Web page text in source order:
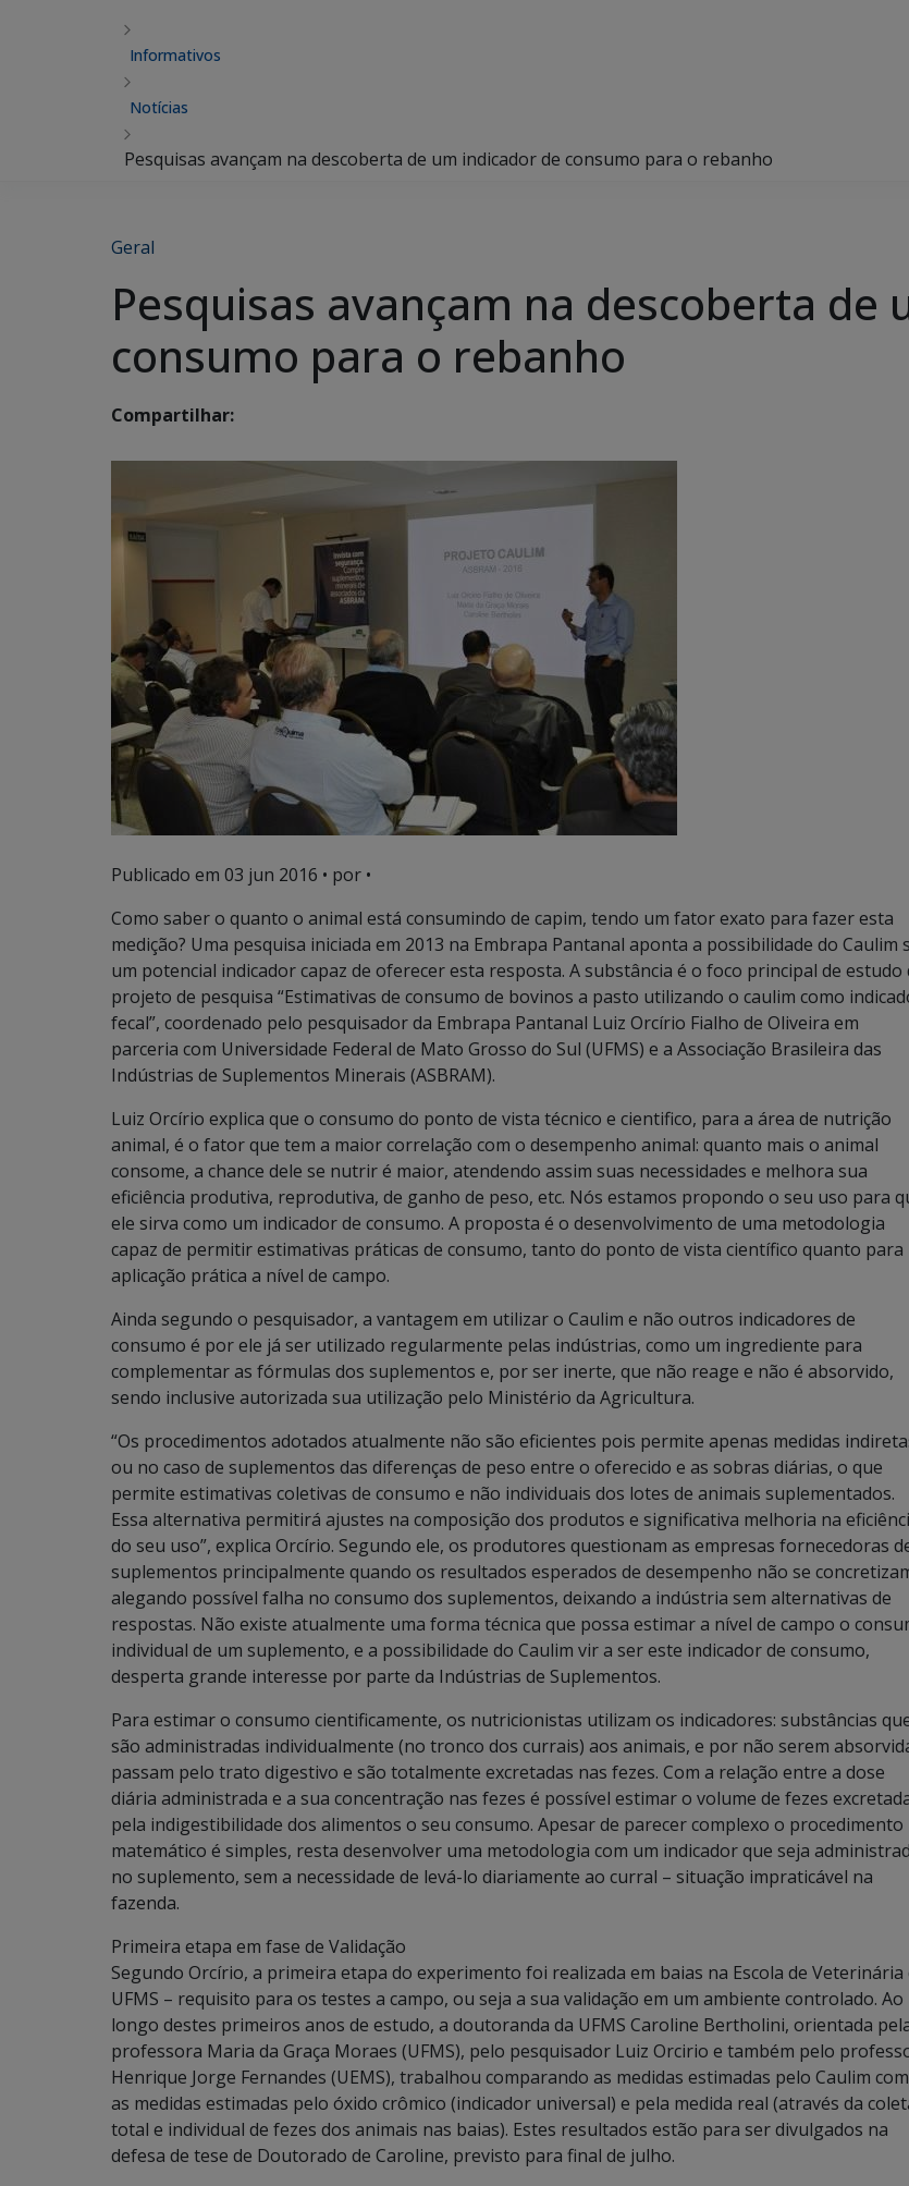
Informativos
Notícias
Pesquisas avançam na descoberta de um indicador de consumo para o rebanho
Geral
Pesquisas avançam na descoberta de
consumo para o rebanho
Compartilhar:
Publicado em 03 jun 2016 • por •
Como saber o quanto o animal está consumindo de capim, tendo um fator exato para fazer esta
medição? Uma pesquisa iniciada em 2013 na Embrapa Pantanal aponta a possibilidade do Caulim
um potencial indicador capaz de oferecer esta resposta. A substância é o foco principal de estudo
projeto de pesquisa “Estimativas de consumo de bovinos a pasto utilizando o caulim como
fecal”, coordenado pelo pesquisador da Embrapa Pantanal Luiz Orcírio Fialho de Oliveira em
parceria com Universidade Federal de Mato Grosso do Sul (UFMS) e a Associação Brasileira das
Indústrias de Suplementos Minerais (ASBRAM).
Luiz Orcírio explica que o consumo do ponto de vista técnico e cientifico, para a área de nutrição
animal, é o fator que tem a maior correlação com o desempenho animal: quanto mais o animal
consome, a chance dele se nutrir é maior, atendendo assim suas necessidades e melhora sua
eficiência produtiva, reprodutiva, de ganho de peso, etc. Nós estamos propondo o seu uso para
ele sirva como um indicador de consumo. A proposta é o desenvolvimento de uma metodologia
capaz de permitir estimativas práticas de consumo, tanto do ponto de vista científico quanto para
aplicação prática a nível de campo.
Ainda segundo o pesquisador, a vantagem em utilizar o Caulim e não outros indicadores de
consumo é por ele já ser utilizado regularmente pelas indústrias, como um ingrediente para
complementar as fórmulas dos suplementos e, por ser inerte, que não reage e não é absorvido,
sendo inclusive autorizada sua utilização pelo Ministério da Agricultura.
“Os procedimentos adotados atualmente não são eficientes pois permite apenas medidas
ou no caso de suplementos das diferenças de peso entre o oferecido e as sobras diárias, o que
permite estimativas coletivas de consumo e não individuais dos lotes de animais suplementados.
Essa alternativa permitirá ajustes na composição dos produtos e significativa melhoria na
do seu uso”, explica Orcírio. Segundo ele, os produtores questionam as empresas fornecedoras
suplementos principalmente quando os resultados esperados de desempenho não se
alegando possível falha no consumo dos suplementos, deixando a indústria sem alternativas de
respostas. Não existe atualmente uma forma técnica que possa estimar a nível de campo o
individual de um suplemento, e a possibilidade do Caulim vir a ser este indicador de consumo,
desperta grande interesse por parte da Indústrias de Suplementos.
Para estimar o consumo cientificamente, os nutricionistas utilizam os indicadores: substâncias
são administradas individualmente (no tronco dos currais) aos animais, e por não serem
passam pelo trato digestivo e são totalmente excretadas nas fezes. Com a relação entre a dose
diária administrada e a sua concentração nas fezes é possível estimar o volume de fezes
pela indigestibilidade dos alimentos o seu consumo. Apesar de parecer complexo o procedimento
matemático é simples, resta desenvolver uma metodologia com um indicador que seja
no suplemento, sem a necessidade de levá-lo diariamente ao curral – situação impraticável na
fazenda.
Primeira etapa em fase de Validação
Segundo Orcírio, a primeira etapa do experimento foi realizada em baias na Escola de Veterinária
UFMS – requisito para os testes a campo, ou seja a sua validação em um ambiente controlado. Ao
longo destes primeiros anos de estudo, a doutoranda da UFMS Caroline Bertholini, orientada
professora Maria da Graça Moraes (UFMS), pelo pesquisador Luiz Orcirio e também pelo
Henrique Jorge Fernandes (UEMS), trabalhou comparando as medidas estimadas pelo Caulim com
as medidas estimadas pelo óxido crômico (indicador universal) e pela medida real (através da
total e individual de fezes dos animais nas baias). Estes resultados estão para ser divulgados na
defesa de tese de Doutorado de Caroline, previsto para final de julho.